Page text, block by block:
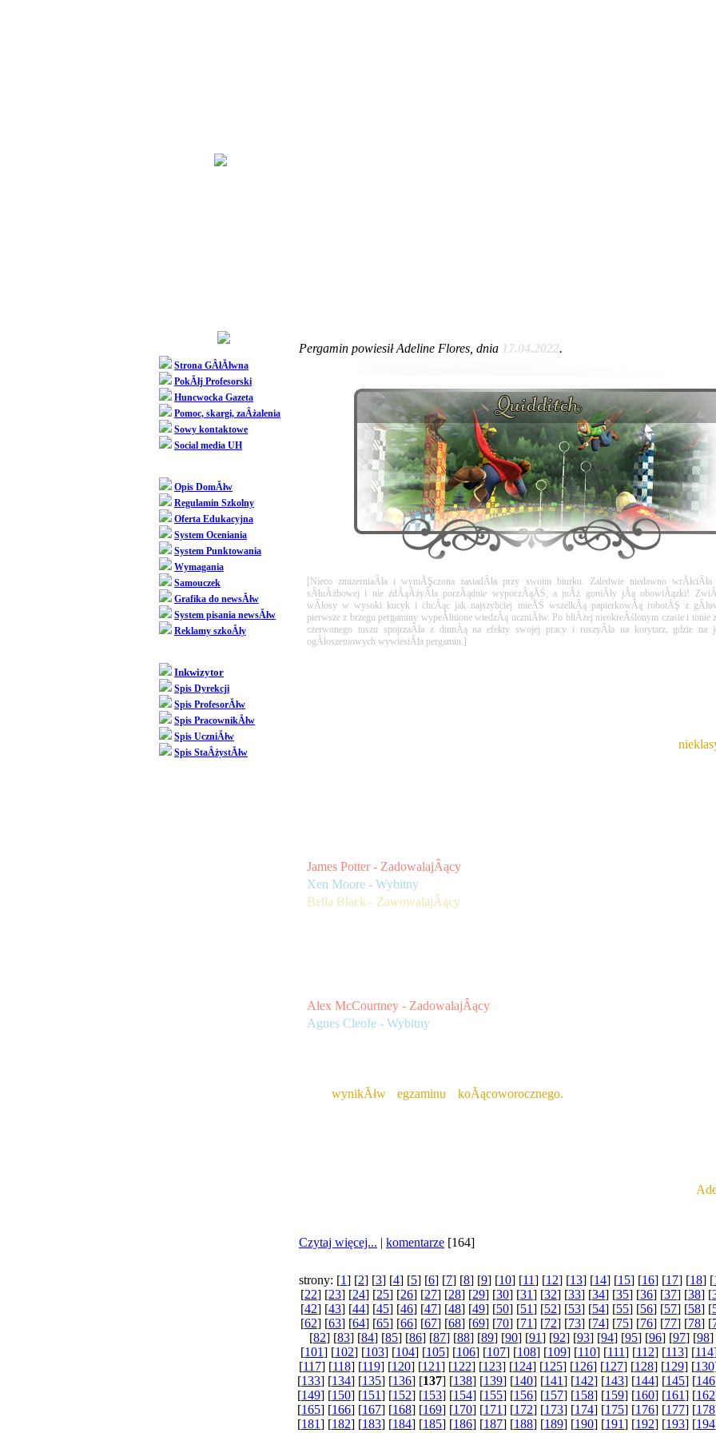
Strona GÂłĂłwna
PokĂłj Profesorski
Huncwocka Gazeta
Pomoc, skargi, zaÂżalenia
Sowy kontaktowe
Social media UH
Opis DomĂłw
Regulamin Szkolny
Oferta Edukacyjna
System Oceniania
System Punktowania
Wymagania
Samouczek
Grafika do newsĂłw
System pisania newsĂłw
Reklamy szkoÂły
Inkwizytor
Spis Dyrekcji
Spis ProfesorĂłw
Spis PracownikĂłw
Spis UczniĂłw
Spis StaÂżystĂłw
Pergamin powiesił Adeline Flores, dnia 17.04.2022.
[Nieco zmizerniaÂła i wymĂŞczona zasiadÂła przy swoim biurku. Zaledwie niedawno
sÂłuÂżbowej i nie zdÂąÂżyÂła porzÂądnie wypoczÂąĂŚ, a juÂż goniÂły jÂą obowiÂązki!
wÂłosy w wysoki kucyk i chcÂąc jak najszybciej mieĂŚ wszelkÂą papierkowÂą robotĂŞ z
pierwsze z brzegu pergaminy wypeÂłnione wiedzÂą uczniĂłw. Po bliÂżej nieokreÂślonym czasie i tonie
czerwonego tuszu spojrzaÂła z dumÂą na efekty swojej pracy i ruszyÂła na korytarz, gdzie na
ogÂłoszeniowych wywiesiÂła pergamin.]
James Potter - ZadowalajÂący
Xen Moore - Wybitny
Bella Black - ZawowalajÂący
Alex McCourtney - ZadowalajÂący
Agnes Cleofe - Wybitny
wynikĂłw egzaminu koĂącoworocznego.
Czytaj więcej... | komentarze [164]
strony: [1] [2] [3] [4] [5] [6] [7] [8] [9] [10] [11] [12] [13] [14] [15] [16] [17] [18] [
[22] [23] [24] [25] [26] [27] [28] [29] [30] [31] [32] [33] [34] [35] [36] [37] [38] [
[42] [43] [44] [45] [46] [47] [48] [49] [50] [51] [52] [53] [54] [55] [56] [57] [58] [
[62] [63] [64] [65] [66] [67] [68] [69] [70] [71] [72] [73] [74] [75] [76] [77] [78] [
[82] [83] [84] [85] [86] [87] [88] [89] [90] [91] [92] [93] [94] [95] [96] [97] [98]
[101] [102] [103] [104] [105] [106] [107] [108] [109] [110] [111] [112] [113] [114
[117] [118] [119] [120] [121] [122] [123] [124] [125] [126] [127] [128] [129] [130
[133] [134] [135] [136] [137] [138] [139] [140] [141] [142] [143] [144] [145] [146
[149] [150] [151] [152] [153] [154] [155] [156] [157] [158] [159] [160] [161] [162
[165] [166] [167] [168] [169] [170] [171] [172] [173] [174] [175] [176] [177] [178
[181] [182] [183] [184] [185] [186] [187] [188] [189] [190] [191] [192] [193] [194